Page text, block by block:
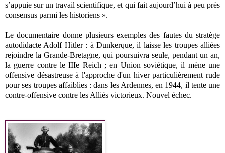
s’appuie sur un travail scientifique, et qui fait aujourd’hui à peu près
consensus parmi les historiens ».
Le documentaire donne plusieurs exemples des fautes du stratège
autodidacte Adolf Hitler : à Dunkerque, il laisse les troupes alliées
rejoindre la Grande-Bretagne, qui poursuivra seule, pendant un an,
la guerre contre le IIIe Reich ; en Union soviétique, il mène une
offensive désastreuse à l'approche d'un hiver particulièrement rude
pour ses troupes affaiblies : dans les Ardennes, en 1944, il tente une
contre-offensive contre les Alliés victorieux. Nouvel échec.